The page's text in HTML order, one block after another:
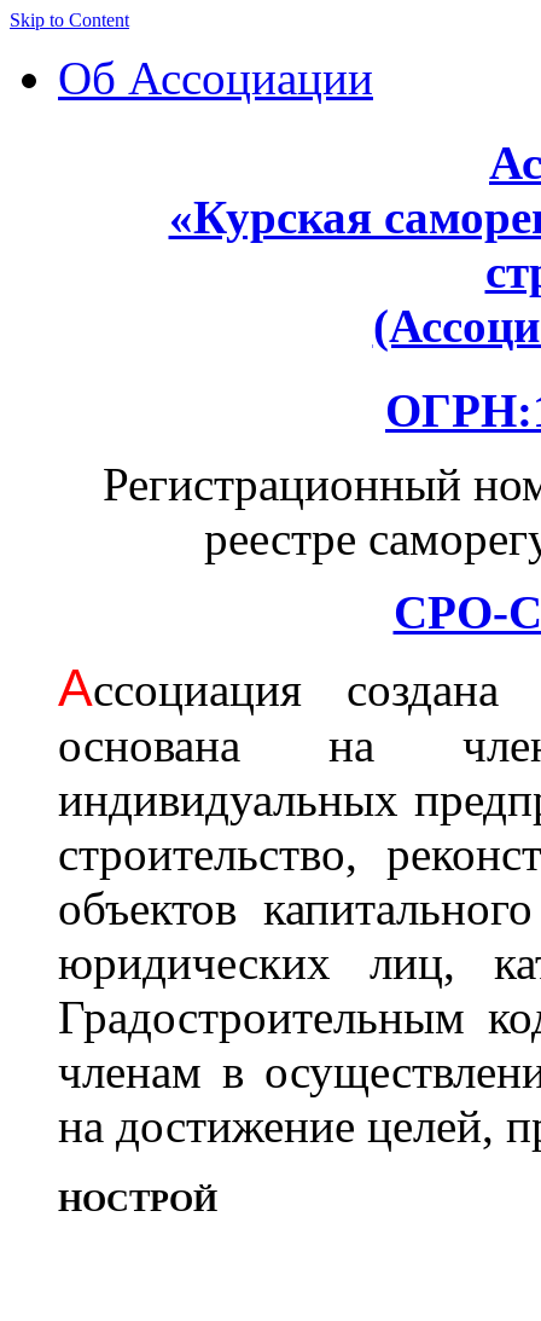
Skip to Content
Об Ассоциации
«Курская
Регистрационный
реестре
СРО-
Ассоциация
основана на
индивидуальных
строительство,
объектов
юридических лиц,
Градостроительным
членам в
на достижение целей,
НОСТРОЙ